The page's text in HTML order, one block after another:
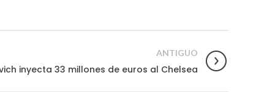
ANTIGUO
inyecta 33 millones de euros al Chelsea